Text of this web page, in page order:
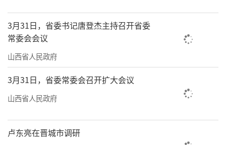
3月31日，省委书记唐登杰主持召开省委
常委会会议
山西省人民政府
3月31日，省委常委会召开扩大会议
山西省人民政府
卢东亮在晋城市调研